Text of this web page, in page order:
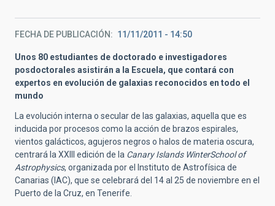
FECHA DE PUBLICACIÓN 11/11/2011 - 14:50
Unos 80 estudiantes de doctorado e investigadores
posdoctorales asistirán a la Escuela, que contará con
expertos en evolución de galaxias reconocidos en todo el
mundo
La evolución interna o secular de las galaxias, aquella que es
inducida por procesos como la acción de brazos espirales,
vientos galácticos, agujeros negros o halos de materia oscura,
centrará la XXIII edición de la Canary Islands WinterSchool of
Astrophysics, organizada por el Instituto de Astrofísica de
Canarias (IAC), que se celebrará del 14 al 25 de noviembre en el
Puerto de la Cruz, en Tenerife.